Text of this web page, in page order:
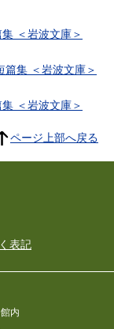
＜岩波文庫＞
篇集 ＜岩波文庫＞
＜岩波文庫＞
ページ上部へ戻る
表記
内